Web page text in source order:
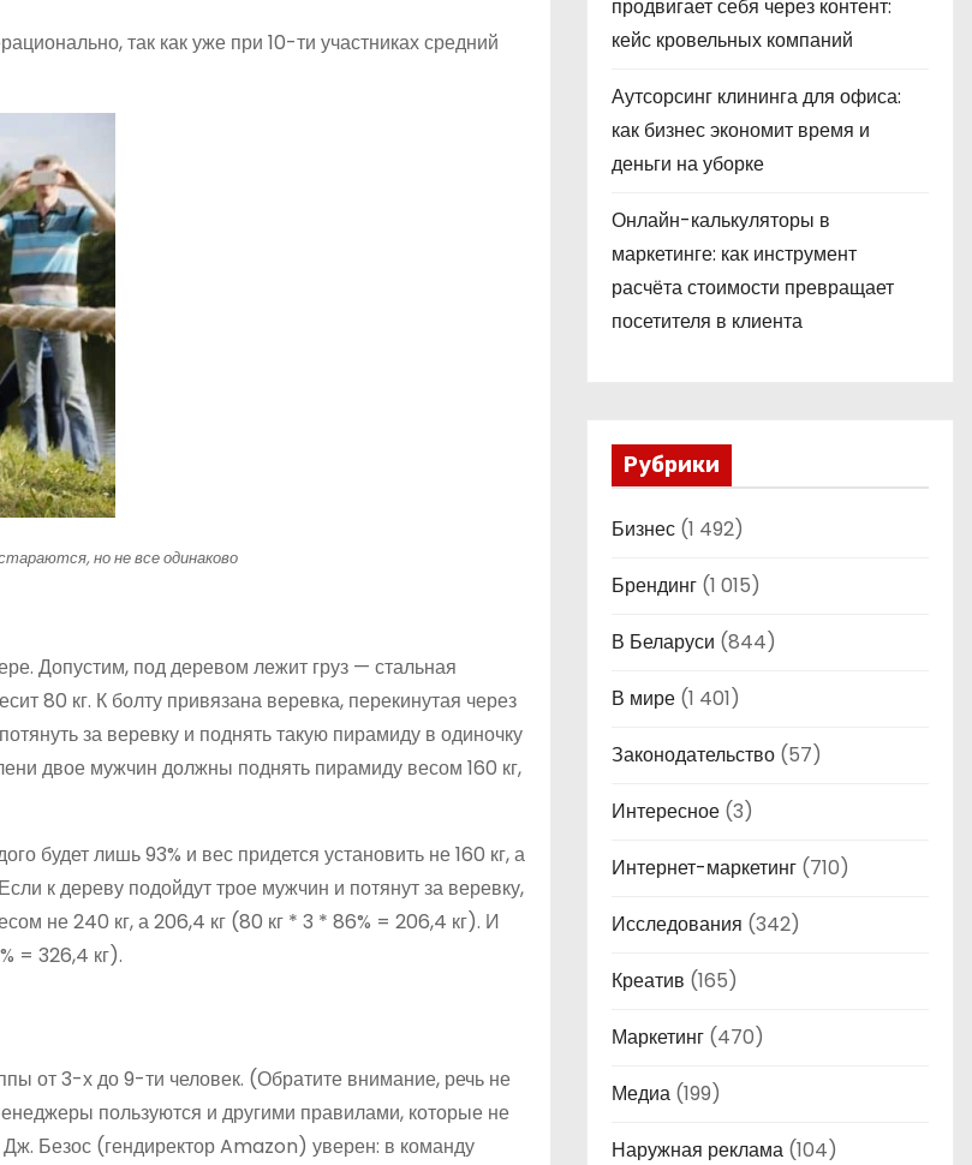
так как уже при 10-ти участниках средний
но не все одинаково
Допустим, под деревом лежит груз — стальная
80 кг. К болту привязана веревка, перекинутая через
за веревку и поднять такую пирамиду в одиночку
двое мужчин должны поднять пирамиду весом 160 кг,
будет лишь 93% и вес придется установить не 160 кг, а
к дереву подойдут трое мужчин и потянут за веревку,
не 240 кг, а 206,4 кг (80 кг * 3 * 86% = 206,4 кг). И
= 326,4 кг).
от 3-х до 9-ти человек. (Обратите внимание, речь не
пользуются и другими правилами, которые не
Безос (гендиректор Amazon) уверен: в команду
продвигает себя через контент:
кейс кровельных компаний
Аутсорсинг клининга для офиса:
как бизнес экономит время и
деньги на уборке
Онлайн-калькуляторы в
маркетинге: как инструмент
расчёта стоимости превращает
посетителя в клиента
Рубрики
Бизнес (1 492)
Брендинг (1 015)
В Беларуси (844)
В мире (1 401)
Законодательство (57)
Интересное (3)
Интернет-маркетинг (710)
Исследования (342)
Креатив (165)
Маркетинг (470)
Медиа (199)
Наружная реклама (104)